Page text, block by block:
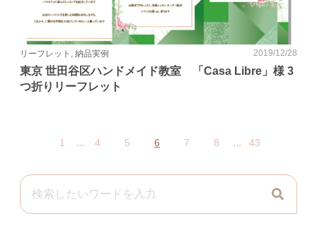
リーフレット, 納品実例 2019/12/28
東京 世田谷区ハンドメイド教室 「Casa Libre」様 3
つ折りリーフレット
1 ... 4 5 6 7 8 ... 43